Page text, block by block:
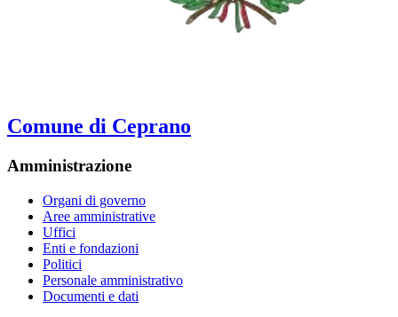
Comune di Ceprano
Amministrazione
Organi di governo
Aree amministrative
Uffici
Enti e fondazioni
Politici
Personale amministrativo
Documenti e dati